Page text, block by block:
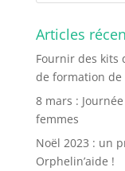
Articles
Fournir des kits
de formation de
8 mars :
femmes
Noël 2023 : un
Orphelin’aide !